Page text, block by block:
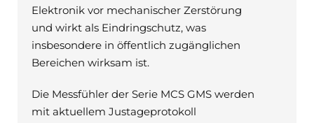
Elektronik vor mechanischer Zerstörung
und wirkt als Eindringschutz, was
insbesondere in öffentlich zugänglichen
Bereichen wirksam ist.
Die Messfühler der Serie MCS GMS werden
mit aktuellem Justageprotokoll